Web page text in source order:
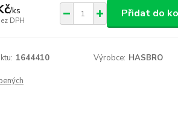
/ks
DPH
Přidat do
1644410 Výrobce: HASBRO